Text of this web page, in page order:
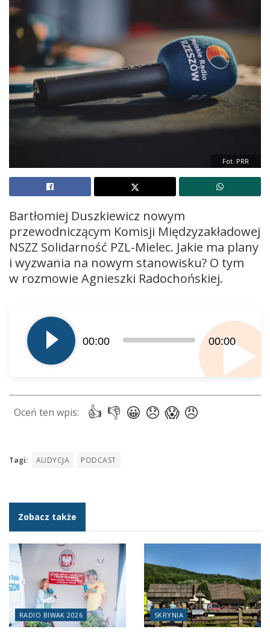
Fot. PRR
Bartłomiej Duszkiewicz nowym
przewodniczącym Komisji Międzyzakładowej
NSZZ Solidarność PZL-Mielec. Jakie ma plany
i wyzwania na nowym stanowisku? O tym
w rozmowie Agnieszki Radochońskiej.
plików
dźwiękowych
00:00 00:00
Tagi: AUDYCJA PODCAST
Zobacz także
RADIO BIWAK 2026 SKRYNIA